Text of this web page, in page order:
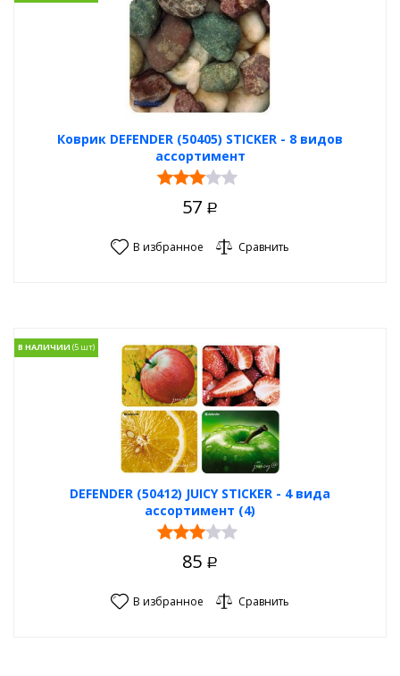
Коврик DEFENDER (50405) STICKER - 8 видов
ассортимент
57 Р
В избранное Сравнить
DEFENDER (50412) JUICY STICKER - 4 вида
ассортимент (4)
В НАЛИЧИИ
85 Р
В избранное Сравнить